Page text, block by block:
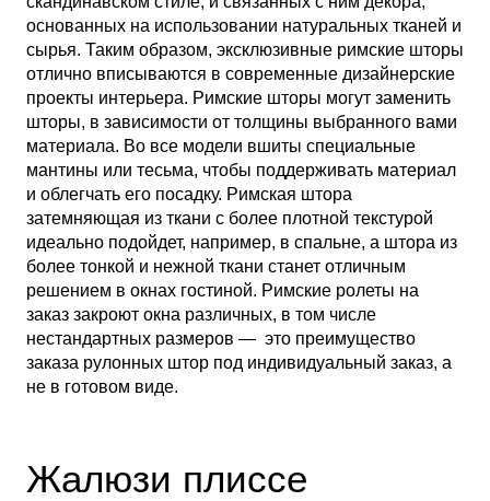
основанных на использовании натуральных тканей и
сырья. Таким образом, эксклюзивные римские шторы
отлично вписываются в современные дизайнерские
проекты интерьера. Римские шторы могут заменить
шторы, в зависимости от толщины выбранного вами
материала. Во все модели вшиты специальные
мантины или тесьма, чтобы поддерживать материал
и облегчать его посадку. Римская штора
затемняющая из ткани с более плотной текстурой
идеально подойдет, например, в спальне, а штора из
более тонкой и нежной ткани станет отличным
решением в окнах гостиной. Римские ролеты на
заказ закроют окна различных, в том числе
нестандартных размеров — это преимущество
заказа рулонных штор под индивидуальный заказ, а
не в готовом виде.
Жалюзи плиссе